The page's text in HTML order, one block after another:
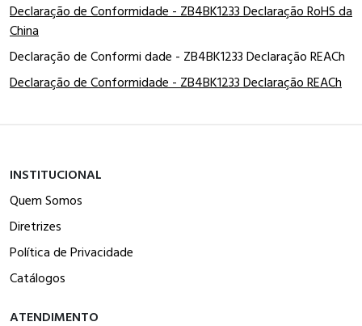
Declaração de Conformidade - ZB4BK1233 Declaração RoHS da
China
Declaração de Conformi dade - ZB4BK1233 Declaração REACh
Declaração de Conformidade - ZB4BK1233 Declaração REACh
INSTITUCIONAL
Quem Somos
Diretrizes
Política de Privacidade
Catálogos
ATENDIMENTO